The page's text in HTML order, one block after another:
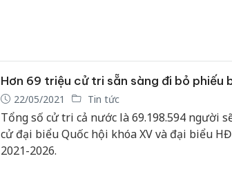
Hơn 69 triệu cử tri sẵn sàng đi bỏ phiếu
22/05/2021 Tin tức
Tổng số cử tri cả nước là 69.198.594 người
cử đại biểu Quốc hội khóa XV và đại biểu
2021-2026.